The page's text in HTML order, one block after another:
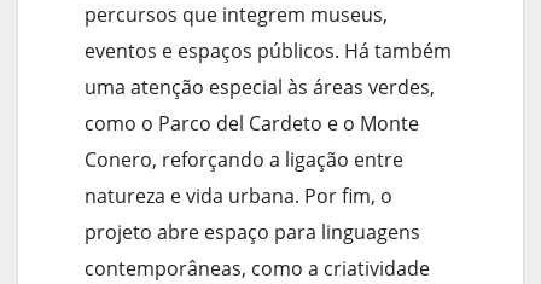
percursos que integrem museus,
eventos e espaços públicos. Há também
uma atenção especial às áreas verdes,
como o Parco del Cardeto e o Monte
Conero, reforçando a ligação entre
natureza e vida urbana. Por fim, o
projeto abre espaço para linguagens
contemporâneas, como a criatividade